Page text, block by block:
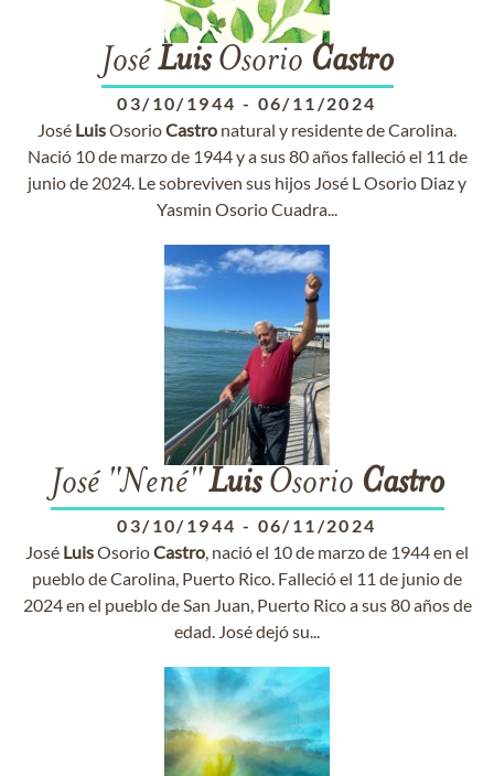
JoséLuisOsorio Castro
03/10/1944 - 06/11/2024
José LuisOsorioCastro natural y residente de Carolina.
Nació 10 de marzo de 1944 y a sus 80 años falleció el 11 de
junio de 2024. Le sobreviven sus hijos José L Osorio Diaz y
Yasmin Osorio Cuadra...
José "Nené"LuisOsorio Castro
03/10/1944 - 06/11/2024
José LuisOsorioCastro, nació el 10 de marzo de 1944 en el
pueblo de Carolina, Puerto Rico. Falleció el 11 de junio de
2024 en el pueblo de San Juan, Puerto Rico a sus 80 años de
edad. José dejó su...